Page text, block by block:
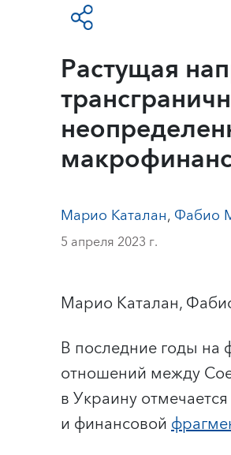
Растущая
Марио Каталан,Фабио
5 апреля 2023 г.
Марио Каталан,
В последние годы на
отношений между
в Украину
и финансовой